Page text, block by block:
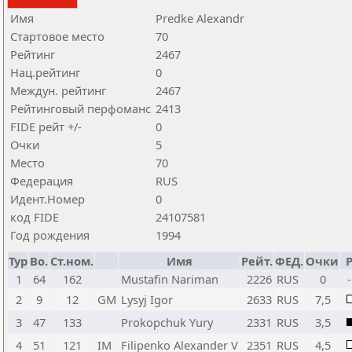
Имя
Predke Alexandr
Стартовое место
70
Рейтинг
2467
Нац.рейтинг
0
Междун. рейтинг
2467
Рейтинговый перфоманс 2413
FIDE рейт +/-
0
Очки
5
Место
70
Федерация
RUS
Идент.Номер
0
код FIDE
24107581
Год рождения
1994
Тур Bo. Ст.ном. Имя Рейт.ФЕД. Очки
1
64 162 Mustafin Nariman 2226 RUS 0
2
9 12 GM Lysyj Igor 2633 RUS 7,5
3
47 133 Prokopchuk Yury 2331 RUS 3,5
4
51 121 IM Filipenko Alexander V 2351 RUS 4,5